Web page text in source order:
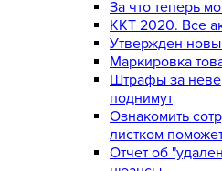
За что теперь
ККТ 2020. Все
Утвержден
Маркировка
Штрафы за
поднимут
Ознакомить
листком
Отчет об